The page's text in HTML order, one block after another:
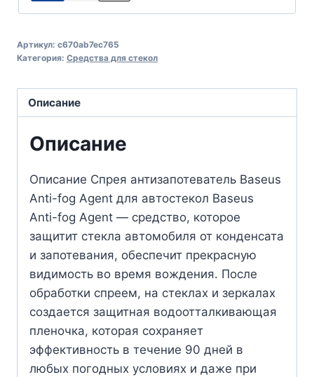
Артикул: c670ab7ec765
Категория: Средства для стекол
Описание
Описание
Описание Спрея антизапотеватель Baseus
Anti-fog Agent для автостекол Baseus
Anti-fog Agent — средство, которое
защитит стекла автомобиля от конденсата
и запотевания, обеспечит прекрасную
видимость во время вождения. После
обработки спреем, на стеклах и зеркалах
создается защитная водоотталкивающая
пленочка, которая сохраняет
эффективность в течение 90 дней в
любых погодных условиях и даже при